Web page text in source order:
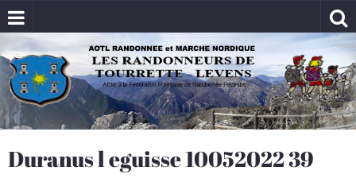
Duranus l eguisse 10052022 39